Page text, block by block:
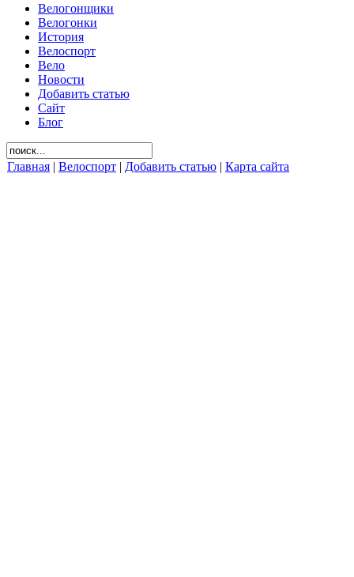
Велогонщики
Велогонки
История
Велоспорт
Вело
Новости
Добавить статью
Сайт
Блог
Главная | Велоспорт | Добавить статью | Карта сайта